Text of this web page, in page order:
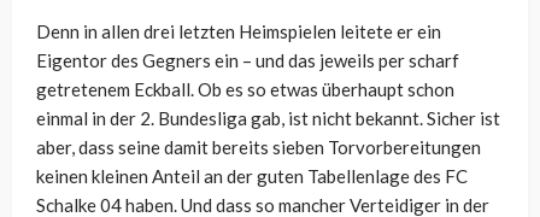
Denn in allen drei letzten Heimspielen leitete er ein
Eigentor des Gegners ein – und das jeweils per scharf
getretenem Eckball. Ob es so etwas überhaupt schon
einmal in der 2. Bundesliga gab, ist nicht bekannt. Sicher ist
aber, dass seine damit bereits sieben Torvorbereitungen
keinen kleinen Anteil an der guten Tabellenlage des FC
Schalke 04 haben. Und dass so mancher Verteidiger in der